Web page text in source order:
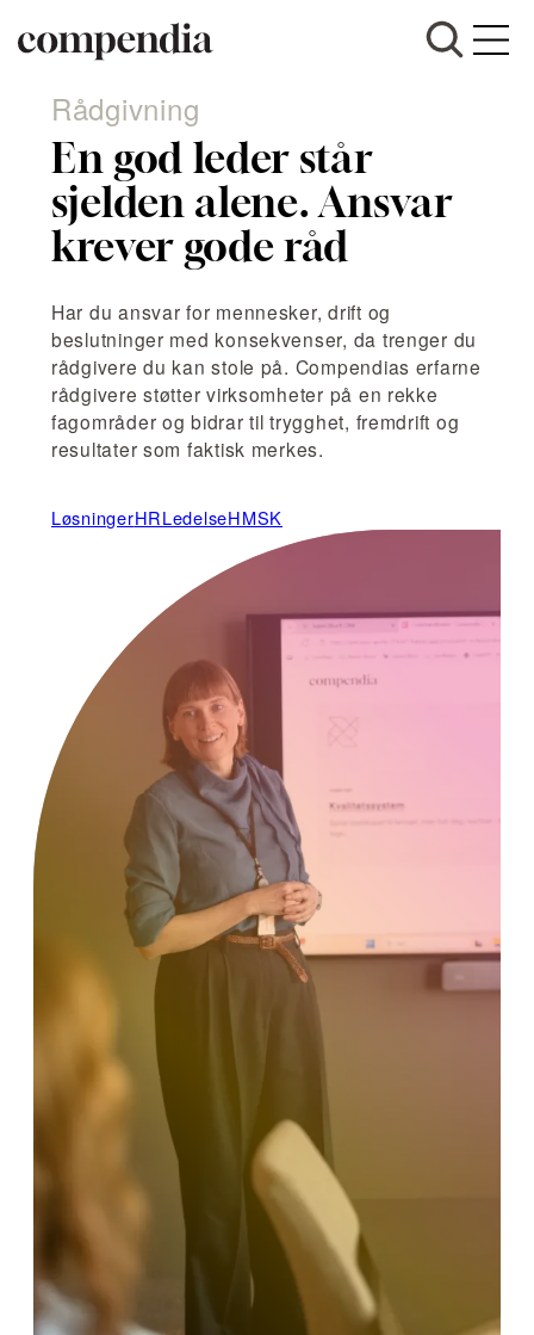
innhold
Rådgivning
En god leder står
sjelden alene. Ansvar
krever gode råd
Har du ansvar for mennesker, drift og
beslutninger med konsekvenser, da trenger du
rådgivere du kan stole på. Compendias erfarne
rådgivere støtter virksomheter på en rekke
fagområder og bidrar til trygghet, fremdrift og
resultater som faktisk merkes.
LøsningerHRLedelseHMSK